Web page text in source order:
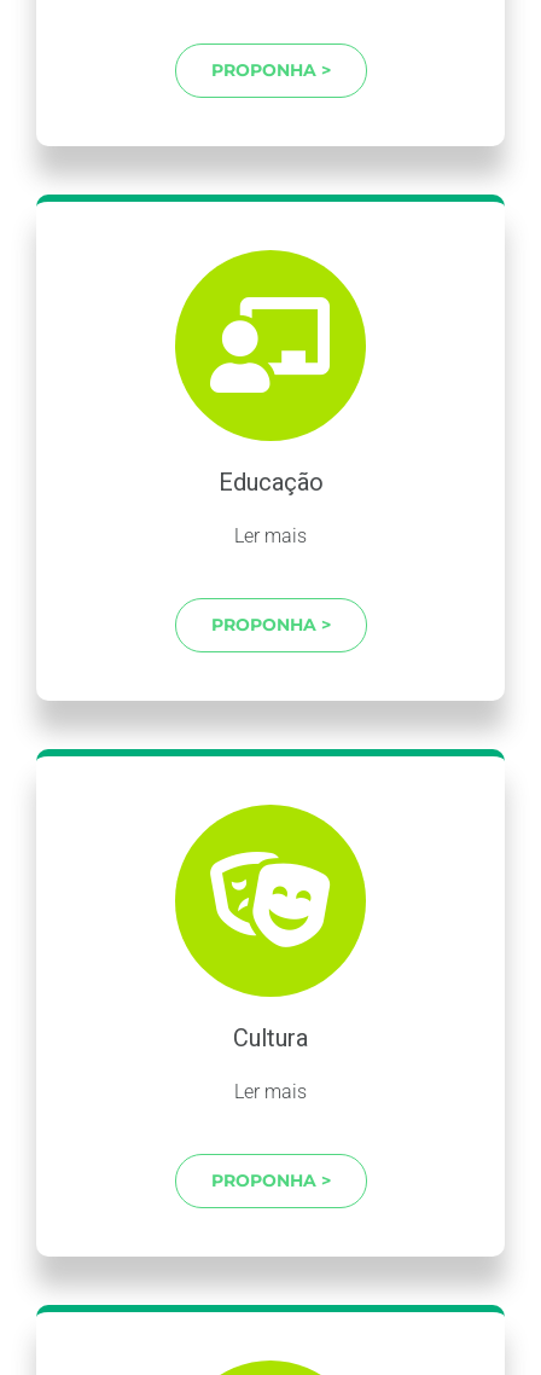
PROPONHA >
Educação
Ler mais
PROPONHA >
Cultura
Ler mais
PROPONHA >